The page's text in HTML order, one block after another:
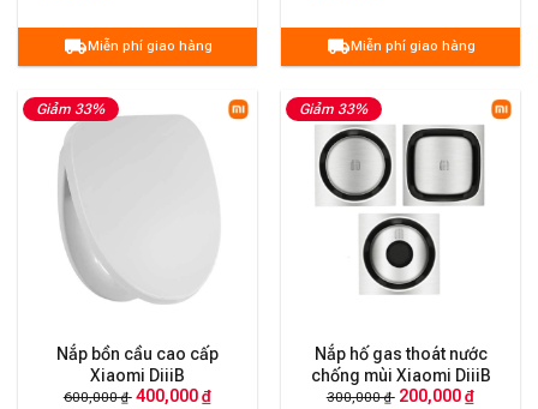
Miễn phí giao hàng Miễn phí giao hàng
Giảm 33%
Nắp bồn cầu cao cấp
Xiaomi DiiiB
600,000 ₫ 400,000 ₫
Giảm 33%
Nắp hố gas thoát nước
chống mùi Xiaomi DiiiB
300,000 ₫ 200,000 ₫